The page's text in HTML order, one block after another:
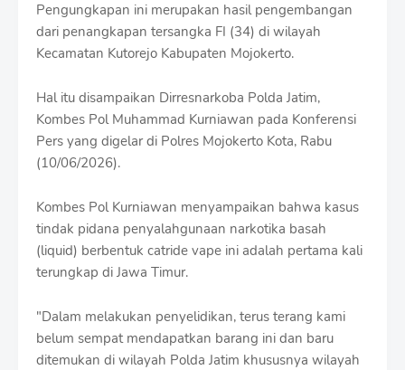
Pengungkapan ini merupakan hasil pengembangan
dari penangkapan tersangka FI (34) di wilayah
Kecamatan Kutorejo Kabupaten Mojokerto.
Hal itu disampaikan Dirresnarkoba Polda Jatim,
Kombes Pol Muhammad Kurniawan pada Konferensi
Pers yang digelar di Polres Mojokerto Kota, Rabu
(10/06/2026).
Kombes Pol Kurniawan menyampaikan bahwa kasus
tindak pidana penyalahgunaan narkotika basah
(liquid) berbentuk catride vape ini adalah pertama kali
terungkap di Jawa Timur.
"Dalam melakukan penyelidikan, terus terang kami
belum sempat mendapatkan barang ini dan baru
ditemukan di wilayah Polda Jatim khususnya wilayah
i
g
n
W
t
h
h
r
f
f
T
e
m
a
t
e